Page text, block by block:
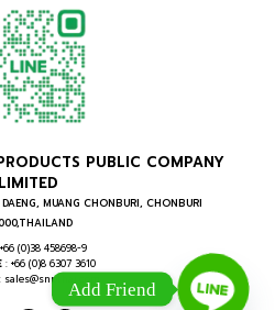
PUBLIC COMPANY
LIMITED
MUANG CHONBURI, CHONBURI
(0)38 458698-9
: +66 (0)8 6307 3610
: sales@snpthai.comAdd Friend